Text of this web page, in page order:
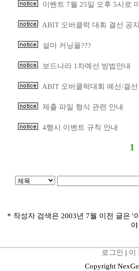
이벤트 7월 25일 오후 5시로
ABIT 오버클럭 대회 결선 공
설마 커닝을???
보드나라 1차예선 방법안내
ABIT 오버클럭대회 예선/결
제출 파일 형식 관련 안내
4행시 이벤트 규칙 안내
1
* 작성자 검색은 2003년 7월 이전 글은 '
로그인 | 이
Copyright